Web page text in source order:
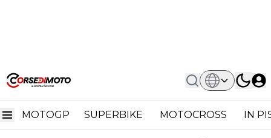
MOTOGP SUPERBIKE MOTOCROSS IN